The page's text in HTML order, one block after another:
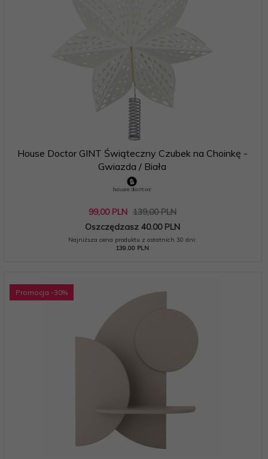
House Doctor GINT Świąteczny Czubek na Choinkę -
Gwiazda / Biała
99,00 PLN 139,00 PLN
Oszczędzasz 40.00 PLN
Najniższa cena produktu z ostatnich 30 dni:
139.00 PLN
Promocja -30%